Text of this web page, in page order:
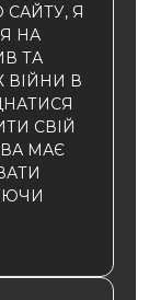
САЙТУ, Я
НА
ТА
ВІЙНИ В
СВІЙ
МАЄ